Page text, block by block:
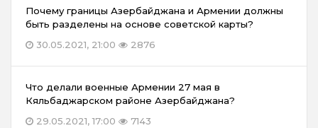
Почему границы Азербайджана и Армении должны
быть разделены на основе советской карты?
30.05.2021, 21:00
2876
Что делали военные Армении 27 мая в
Кяльбаджарском районе Азербайджана?
29.05.2021, 17:00
7143